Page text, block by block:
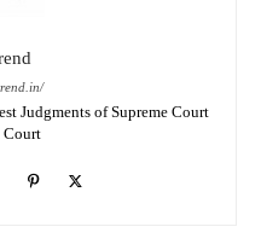
Judgments of Supreme Court
Court